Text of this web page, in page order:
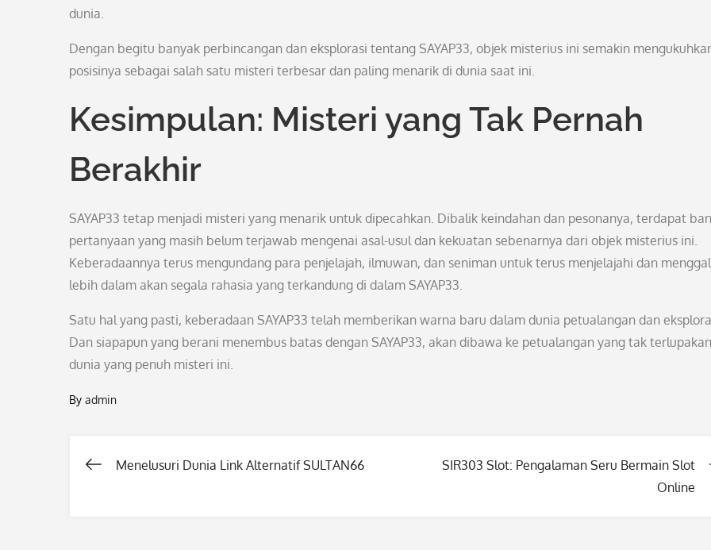
dunia.
Dengan begitu banyak perbincangan dan eksplorasi tentang SAYAP33, objek misterius ini semakin
posisinya sebagai salah satu misteri terbesar dan paling menarik di dunia saat ini.
Kesimpulan: Misteri yang Tak Pernah
Berakhir
SAYAP33 tetap menjadi misteri yang menarik untuk dipecahkan. Dibalik keindahan dan pesonanya, terdapat
pertanyaan yang masih belum terjawab mengenai asal-usul dan kekuatan sebenarnya dari objek misterius ini.
Keberadaannya terus mengundang para penjelajah, ilmuwan, dan seniman untuk terus menjelajahi dan
lebih dalam akan segala rahasia yang terkandung di dalam SAYAP33.
Satu hal yang pasti, keberadaan SAYAP33 telah memberikan warna baru dalam dunia petualangan dan
Dan siapapun yang berani menembus batas dengan SAYAP33, akan dibawa ke petualangan yang tak
dunia yang penuh misteri ini.
By admin
Post
Menelusuri Dunia Link Alternatif SULTAN66
SIR303 Slot: Pengalaman Seru Bermain Slot
Online